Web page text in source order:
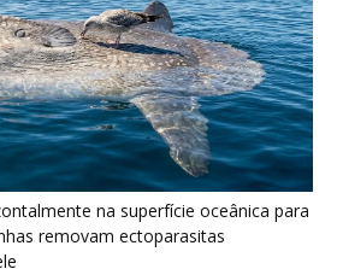
e arremessa serpentes contra
peçonhentas nos campos